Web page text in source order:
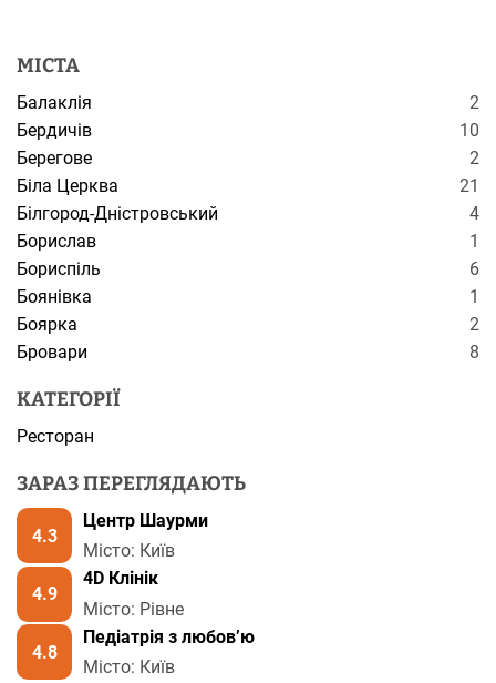
МІСТА
Балаклія
2
Бердичів
10
Берегове
2
Біла Церква
21
Білгород-Дністровський
4
Борислав
1
Бориспіль
6
Боянівка
1
Боярка
2
Бровари
8
КАТЕГОРІЇ
Ресторан
ЗАРАЗ ПЕРЕГЛЯДАЮТЬ
4.3
Центр Шаурми
Місто: Київ
4.9
4D Клінік
Місто: Рівне
4.8
Педіатрія з любов’ю
Місто: Київ